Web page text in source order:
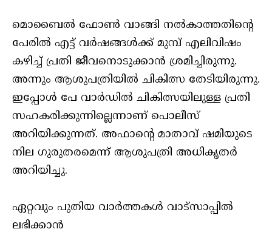
മൊബൈൽ ഫോൺ വാങ്ങി നൽകാത്തതിന്റെ
പേരിൽ എട്ട് വർഷങ്ങൾക്ക് മുമ്പ് എലിവിഷം
കഴിച്ച് പ്രതി ജീവനൊടുക്കാൻ ശ്രമിച്ചിരുന്നു.
അന്നും ആശുപത്രിയിൽ ചികിത്സ തേടിയിരുന്നു.
ഇപ്പോൾ പേ വാർഡിൽ ചികിത്സയിലുള്ള പ്രതി
സഹകരിക്കുന്നില്ലെന്നാണ് പൊലീസ്
അറിയിക്കുന്നത്. അഫാന്റെ മാതാവ് ഷമിയുടെ
നില ഗുരുതരമെന്ന് ആശുപത്രി അധികൃതർ
അറിയിച്ചു.
ഏറ്റവും പുതിയ വാർത്തകൾ വാട്സാപ്പിൽ
ലഭിക്കാൻ